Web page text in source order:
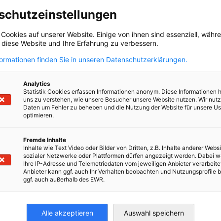
ser miembro de la AHK Chile.
auf unserer Website. Einige von ihnen sind essenziell,
Website und Ihre Erfahrung zu verbessern.
finden Sie in unseren Datenschutzerklärungen.
Analytics
Statistik Cookies erfassen Informationen anonym. Diese Informationen
uns zu verstehen, wie unsere Besucher unsere Website nutzen. Wir
Daten um Fehler zu beheben und die Nutzung der Website für unsere
optimieren.
Fremde Inhalte
Inhalte wie Text Video oder Bilder von Dritten, z.B. Inhalte anderer
sozialer Netzwerke oder Plattformen dürfen angezeigt werden. Dabei
Ihre IP-Adresse und Telemetriedaten vom jeweiligen Anbieter
Anbieter kann ggf. auch Ihr Verhalten beobachten und Nutzungsprofile
ggf. auch außerhalb des EWR.
Alle akzeptieren Auswahl speichern